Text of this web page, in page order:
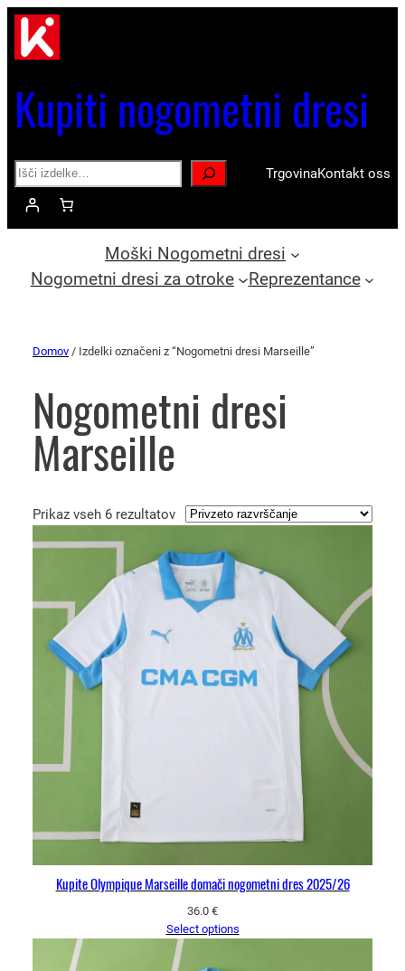
Kupiti nogometni dresi
Search TrgovinaKontakt oss
Moški Nogometni dresi
Nogometni dresi za otroke
Reprezentance
Domov / Izdelki označeni z “Nogometni dresi Marseille”
Nogometni dresi
Marseille
Prikaz vseh 6 rezultatov
Kupite Olympique Marseille domači nogometni dres 2025/26
36.0 €
Select options